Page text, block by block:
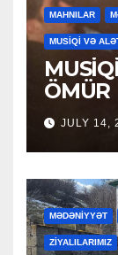
MAHNILAR
MUSİQİ VƏ
ÖMÜR
JULY 14,
MƏDƏNİYYƏT
ZİYALILARIMIZ